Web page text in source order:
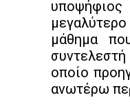
μάθημα
οποίο
ανωτέρω